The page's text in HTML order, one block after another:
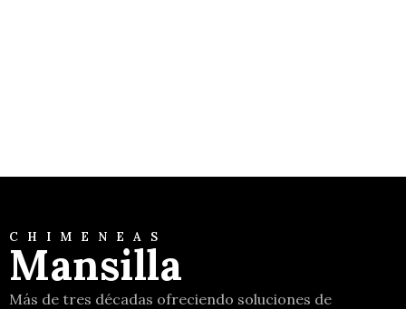
CHIMENEAS
Mansilla
Más de tres décadas ofreciendo soluciones de